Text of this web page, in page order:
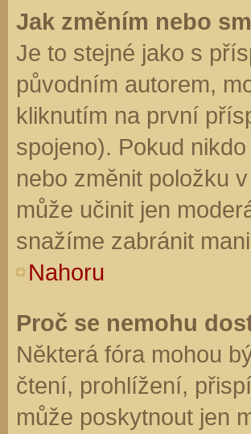
Jak změním nebo
Je to stejné jako s
původním autorem,
kliknutím na první
spojeno). Pokud
nebo změnit položku
může učinit jen
snažíme zabránit
Nahoru
Proč se nemohu
Některá fóra mohou
čtení, prohlížení,
může poskytnout jen